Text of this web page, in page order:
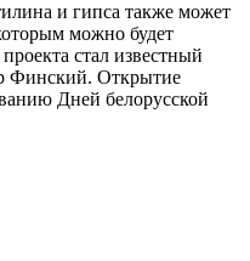
и гипса также может
можно будет
стал известный
Финский. Открытие
Дней белорусской